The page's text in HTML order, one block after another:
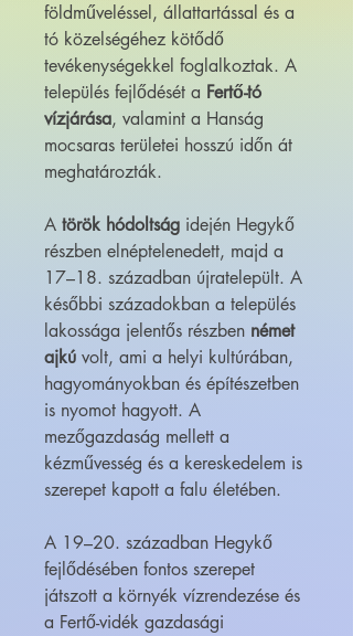
földműveléssel, állattartással és a
tó közelségéhez kötődő
tevékenységekkel foglalkoztak. A
település fejlődését a Fertő-tó
vízjárása, valamint a Hanság
mocsaras területei hosszú időn át
meghatározták.
A török hódoltság idején Hegykő
részben elnéptelenedett, majd a
17–18. században újratelepült. A
későbbi századokban a település
lakossága jelentős részben német
ajkú volt, ami a helyi kultúrában,
hagyományokban és építészetben
is nyomot hagyott. A
mezőgazdaság mellett a
kézművesség és a kereskedelem is
szerepet kapott a falu életében.
A 19–20. században Hegykő
fejlődésében fontos szerepet
játszott a környék vízrendezése és
a Fertő-vidék gazdasági